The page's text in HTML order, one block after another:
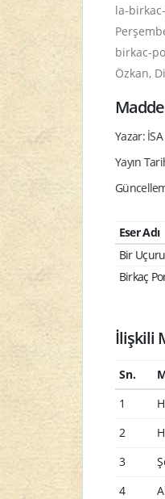
la-
birkac-
Özkan,
Yazar:
Yayın
Eser Adı
Bir
Birkaç
İlişkili
Sn.
1
2
3
4